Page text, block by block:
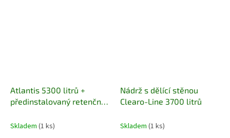
Atlantis 5300 litrů +
předinstalovaný retenční a
přepadový sifon + ochrana
Skladem (1 ks)
Nádrž s dělící stěnou
Clearo-Line 3700 litrů
Skladem (1 ks)